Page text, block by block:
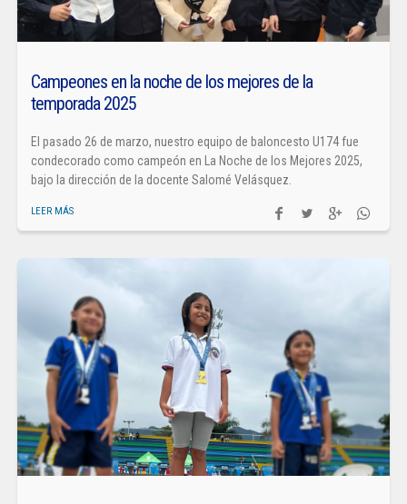
Campeones en la noche de los mejores de la
temporada 2025
El pasado 26 de marzo, nuestro equipo de baloncesto U174 fue
condecorado como campeón en La Noche de los Mejores 2025,
bajo la dirección de la docente Salomé Velásquez.
LEER MÁS